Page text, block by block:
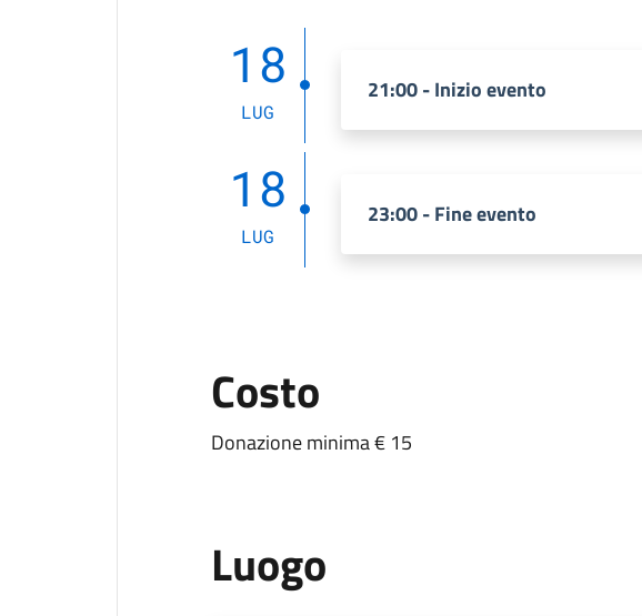
18
LUG
21:00 - Inizio evento
18
LUG
23:00 - Fine evento
Costo
Donazione minima € 15
Luogo